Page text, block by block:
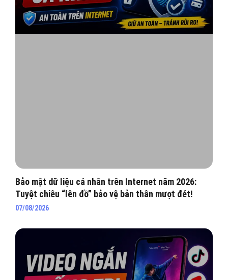
Bảo mật dữ liệu cá nhân trên Internet năm 2026:
Tuyệt chiêu “lên đồ” bảo vệ bản thân mượt đét!
07/08/2026